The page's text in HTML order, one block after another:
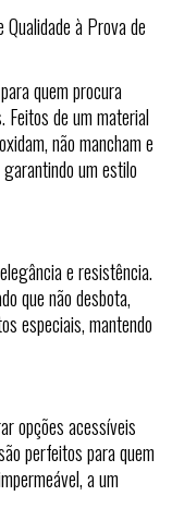
à Prova de
quem procura
Feitos de um material
não mancham e
um estilo
e resistência.
que não desbota,
especiais, mantendo
opções acessíveis
perfeitos para quem
a um